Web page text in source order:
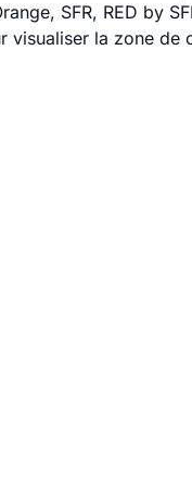
SFR, RED by
visualiser la zone